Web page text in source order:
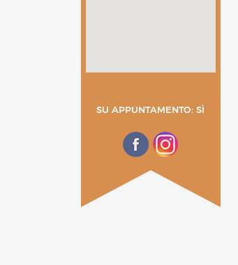
SU APPUNTAMENTO: SÌ